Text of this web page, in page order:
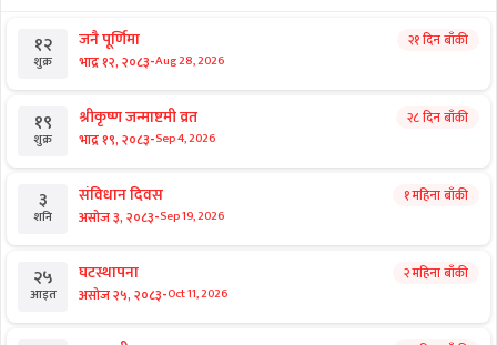
१२
शुक्र
जनै पूर्णिमा
भाद्र १२, २०८३-Aug 28, 2026
२१ दिन बाँकी
१९
शुक्र
श्रीकृष्ण जन्माष्टमी व्रत
भाद्र १९, २०८३-Sep 4, 2026
२८ दिन बाँकी
३
शनि
संविधान दिवस
असोज ३, २०८३-Sep 19, 2026
१ महिना बाँकी
२५
आइत
घटस्थापना
असोज २५, २०८३-Oct 11, 2026
२ महिना बाँकी